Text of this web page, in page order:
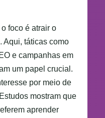
foco é atrair o
Aqui, táticas como
e campanhas em
um papel crucial.
por meio de
mostram que
aprender